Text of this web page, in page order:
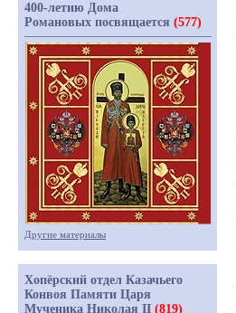
400-летию Дома
Романовых посвящается (577)
Другие материалы
Хопёрский отдел Казачьего
Конвоя Памяти Царя
Мученика Николая II (819)